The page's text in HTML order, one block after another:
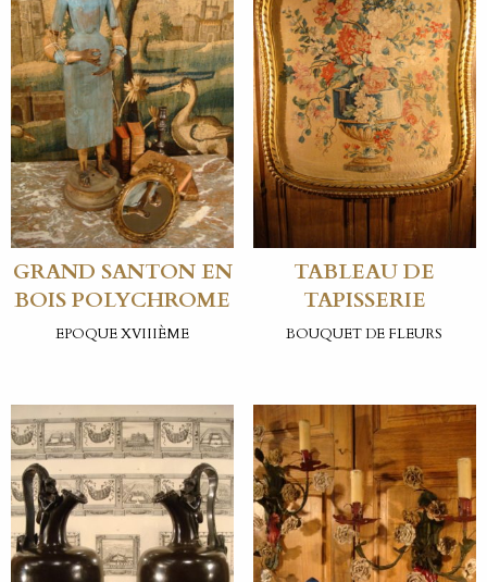
GRAND SANTON EN
BOIS POLYCHROME
EPOQUE XVIIIÈME
TABLEAU DE
TAPISSERIE
BOUQUET DE FLEURS